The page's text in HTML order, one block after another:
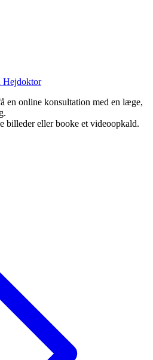
Hejdoktor
en online konsultation med en læge,
billeder eller booke et videoopkald.